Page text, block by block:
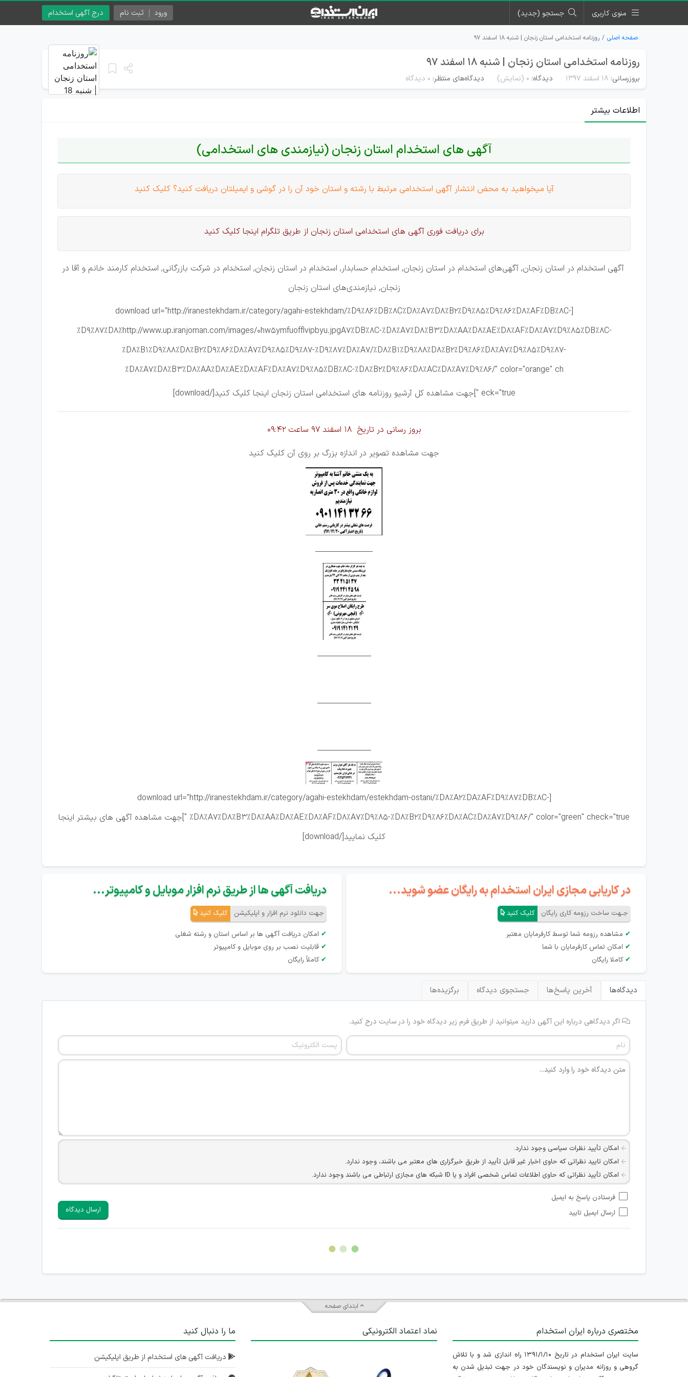
منوی کاربری جستجو (جدید) درج آگهی استخدام ورود ثبت نام
صفحه اصلی روزنامه استخدامی استان زنجان | شنبه ۱۸ اسفند ۹۷
روزنامه استخدامی استان زنجان | شنبه ۱۸ اسفند ۹۷
بروزرسانی: ۱۸ اسفند ۱۳۹۷ دیدگاه: 0 (نمایش) دیدگاه‌های منتظر: ۰ دیدگاه
اطلاعات بیشتر
آگهی های استخدام استان زنجان (نیازمندی های استخدامی)
آیا میخواهید به محض انتشار آگهی استخدامی مرتبط با رشته و استان خود آن را در گوشی و ایمیلتان دریافت کنید؟ کلیک کنید
برای دریافت فوری آگهی های استخدامی استان زنجان از طریق تلگرام اینجا کلیک کنید
آگهی استخدام در استان زنجان, آگهی‌های استخدام در استان زنجان, استخدام حسابدار, استخدام در استان زنجان, استخدام در شرکت بازرگانی, استخدام کارمند خانم و آقا در
زنجان, نیازمندی‌های استان زنجان
[download url="http://iranestekhdam.ir/category/agahi-estekhdam/%D9%86%DB%8C%D8%A7%D8%B2%D9%85%D9%86%D8%AF%DB%8C-
%D9%87%D8%http://www.up.iranjoman.com/images/0hw5ymfuofflvipbyu.jpgA7%DB%8C-%D8%A7%D8%B3%D8%AA%D8%AE%D8%AF%D8%A7%D9%85%DB%8C-
%D8%B1%D9%88%D8%B2%D9%86%D8%A7%D9%85%D9%87-%D9%87%D8%A7/%D8%B1%D9%88%D8%B2%D9%86%D8%A7%D9%85%D9%87-
%D8%A7%D8%B3%D8%AA%D8%AE%D8%AF%D8%A7%D9%85%DB%8C-%D8%B2%D9%86%D8%AC%D8%A7%D9%86/" color="orange" ch
eck="true "]جهت مشاهده کل آرشیو روزنامه های استخدامی استان زنجان اینجا کلیک کنید[/download]
بروز رسانی در تاریخ 18 اسفند 97 ساعت 09:42
جهت مشاهده تصویر در اندازه بزرگ بر روی آن کلیک کنید
________________
_______________
_______________
_______________
[download url="http://iranestekhdam.ir/category/agahi-estekhdam/estekhdam-ostani/%D8%A2%DA%AF%D9%87%DB%8C-
%D8%A7%D8%B3%D8%AA%D8%AE%D8%AF%D8%A7%D9%85-%D8%B2%D9%86%D8%AC%D8%A7%D9%86/" color="green" check="true "]جهت مشاهده آگهی های بیشتر اینجا
کلیک نمایید[/download]
در کاریابی مجازی ایران استخدام به رایگان عضو شوید...
جـهت ساخت رزومه کاری رایگان کلیک کنید
✔ مشاهده رزومه شما توسط کارفرمایان معتبر
✔ امکان تماس کارفرمایان با شما
✔ کاملا رایگان
دریافت آگهی ها از طریق نرم افزار موبایل و کامپیوتر...
جهت دانلود نرم افزار و اپلیکیشن کلیک کنید
✔ امکان دریافت آگهی ها بر اساس استان و رشته شغلی
✔ قابلیت نصب بر روی موبایل و کامپیوتر
✔ کاملاً رایگان
دیدگاه‌ها آخرین پاسخ‌ها جستجوی دیدگاه برگزیده‌ها
اگر دیدگاهی درباره این آگهی دارید میتوانید از طریق فرم زیر دیدگاه خود را در سایت درج کنید.
امکان تأیید نظرات سیاسی وجود ندارد.
امکان تایید نظراتی که حاوی اخبار غیر قابل تأیید از طریق خبرگزاری های معتبر می باشند، وجود ندارد.
امکان تأیید نظراتی که حاوی اطلاعات تماس شخصی افراد و یا ID شبکه های مجازی ارتباطی می باشند وجود ندارد.
هرگونه تحریک، تحقیر و کنایه به سایر افراد (مسئول و غیر مسئول) غیر مجاز می باشد.
امکان هماهنگی برای هرگونه ملاقات حضوری چه به صورت دسته جمعی و چه فردی توسط کاربران سایت وجود ندارد.
فرستادن پاسخ به ایمیل
ارسال ایمیل تایید
ارسال دیدگاه
ابتدای صفحه
مختصری درباره ایران استخدام
سایت ایران استخدام در تاریخ ۱۳۹۱/۱/۱۰ راه اندازی شد و با تلاش
گروهی و روزانه مدیران و نویسندگان خود در جهت تبدیل شدن به
نماد اعتماد الکترونیکی ما را دنبال کنید
دریافت آگهی های استخدام از طریق اپلیکیشن